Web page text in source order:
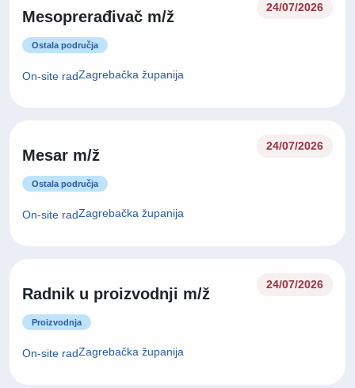
Mesoprerađivač m/ž
24/07/2026
Ostala područja
On-site radZagrebačka županija
Mesar m/ž
24/07/2026
Ostala područja
On-site radZagrebačka županija
Radnik u proizvodnji m/ž
24/07/2026
Proizvodnja
On-site radZagrebačka županija